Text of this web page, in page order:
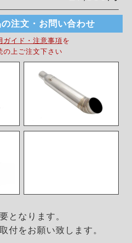
注文・お問い合わせ
ガイド・注意事項を
の上ご注文下さい
となります。
付をお願い致します。